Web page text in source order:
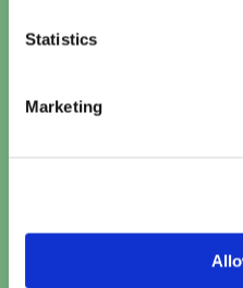
Statistics
Marketing